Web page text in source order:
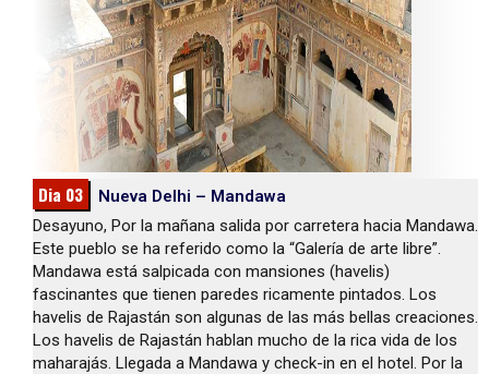
Dia 03
Nueva Delhi – Mandawa
Desayuno, Por la mañana salida por carretera hacia Mandawa.
Este pueblo se ha referido como la “Galería de arte libre”.
Mandawa está salpicada con mansiones (havelis)
fascinantes que tienen paredes ricamente pintados. Los
havelis de Rajastán son algunas de las más bellas creaciones.
Los havelis de Rajastán hablan mucho de la rica vida de los
maharajás. Llegada a Mandawa y check-in en el hotel. Por la